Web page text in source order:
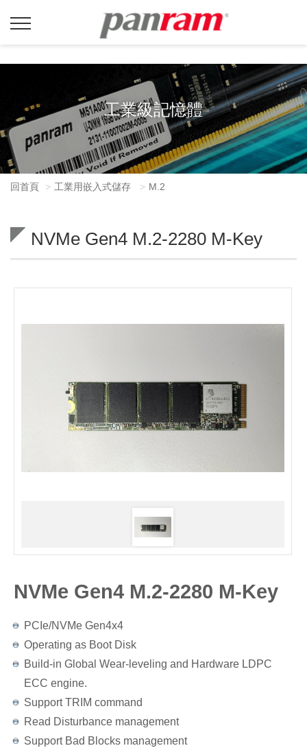
工業級記憶體
回首頁 工業用嵌入式儲存 M.2
NVMe Gen4 M.2-2280 M-Key
NVMe Gen4 M.2-2280 M-Key
PCIe/NVMe Gen4x4
Operating as Boot Disk
Build-in Global Wear-leveling and Hardware LDPC
ECC engine.
Support TRIM command
Read Disturbance management
Support Bad Blocks management